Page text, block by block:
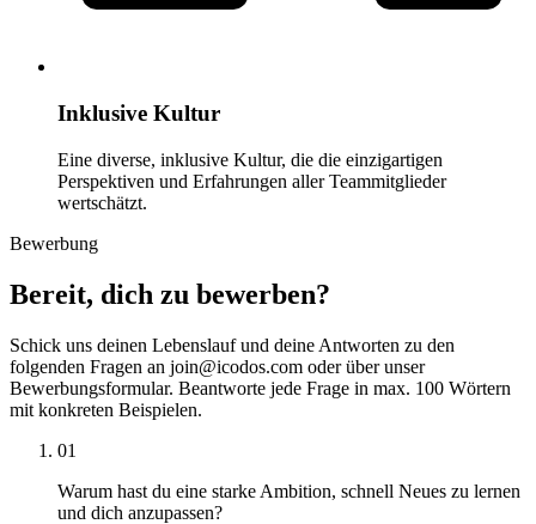
Inklusive Kultur
Eine diverse, inklusive Kultur, die die einzigartigen
Perspektiven und Erfahrungen aller Teammitglieder
wertschätzt.
Bewerbung
Bereit, dich zu bewerben?
Schick uns deinen Lebenslauf und deine Antworten zu den
folgenden Fragen an join@icodos.com oder über unser
Bewerbungsformular. Beantworte jede Frage in max. 100 Wörtern
mit konkreten Beispielen.
01
Warum hast du eine starke Ambition, schnell Neues zu lernen
und dich anzupassen?